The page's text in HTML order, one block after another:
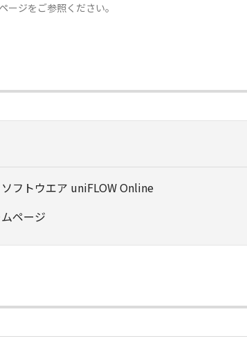
ジをご参照ください。
フトウエア uniFLOW Online
ページ